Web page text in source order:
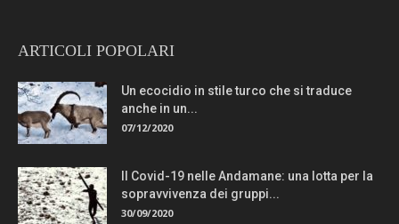
ARTICOLI POPOLARI
Un ecocidio in stile turco che si traduce
anche in un...
07/12/2020
Il Covid-19 nelle Andamane: una lotta per la
sopravvivenza dei gruppi...
30/09/2020